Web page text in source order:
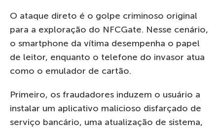
O ataque direto é o golpe criminoso original
para a exploração do NFCGate. Nesse cenário,
o smartphone da vítima desempenha o papel
de leitor, enquanto o telefone do invasor atua
como o emulador de cartão.
Primeiro, os fraudadores induzem o usuário a
instalar um aplicativo malicioso disfarçado de
serviço bancário, uma atualização de sistema,